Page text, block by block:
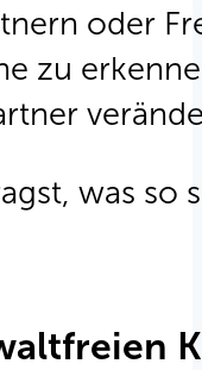
oder
zu
was so